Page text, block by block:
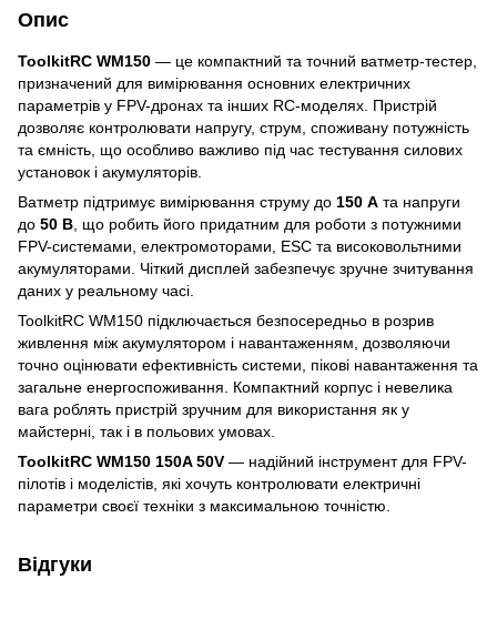
Опис
ToolkitRC WM150 — це компактний та точний ватметр-тестер,
призначений для вимірювання основних електричних
параметрів у FPV-дронах та інших RC-моделях. Пристрій
дозволяє контролювати напругу, струм, споживану потужність
та ємність, що особливо важливо під час тестування силових
установок і акумуляторів.
Ватметр підтримує вимірювання струму до 150 А та напруги
до 50 В , що робить його придатним для роботи з потужними
FPV-системами, електромоторами, ESC та високовольтними
акумуляторами. Чіткий дисплей забезпечує зручне зчитування
даних у реальному часі.
ToolkitRC WM150 підключається безпосередньо в розрив
живлення між акумулятором і навантаженням, дозволяючи
точно оцінювати ефективність системи, пікові навантаження та
загальне енергоспоживання. Компактний корпус і невелика
вага роблять пристрій зручним для використання як у
майстерні, так і в польових умовах.
ToolkitRC WM150 150A 50V — надійний інструмент для FPV-
пілотів і моделістів, які хочуть контролювати електричні
параметри своєї техніки з максимальною точністю.
Відгуки